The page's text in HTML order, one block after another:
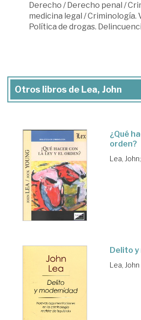
Derecho /Derecho penal /
medicina legal /Criminología.
Política de drogas.
Otros libros de Lea, John
¿Qué
orden?
Lea, John;
Delito
Lea, John